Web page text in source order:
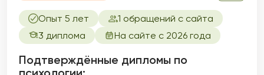
Опыт 5 лет
1 обращений с сайта
3 диплома
На сайте с 2026 года
Подтверждённые дипломы по